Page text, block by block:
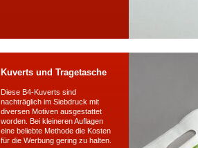
Kuverts und Tragetasche
Diese B4-Kuverts sind
nachträglich im Siebdruck mit
diversen Motiven ausgestattet
worden. Bei kleineren Auflagen
eine beliebte Methode die Kosten
für die Werbung gering zu halten.